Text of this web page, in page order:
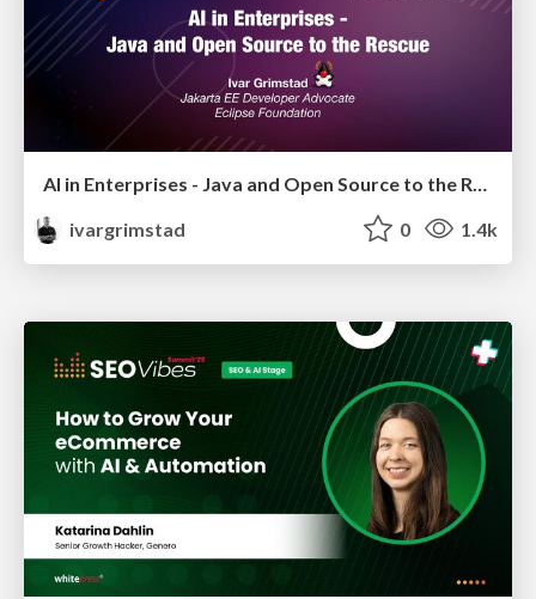
ivargrimstad
0 1.4k